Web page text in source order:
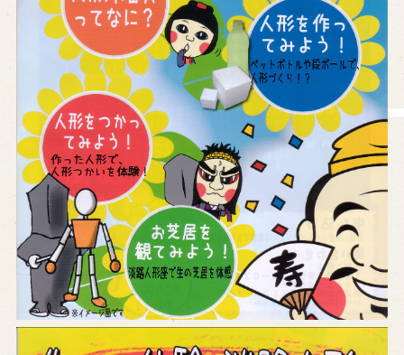
予約
WEB予約
メールフォームから予約
お電話で予約
求人情報
※株式会社うずのくに南あわじの求人情報ページへ移動します
関連施設
通販サイトうずのくに
道の駅うずしお
うずの丘大鳴門橋記念館